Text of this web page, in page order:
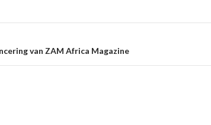
van ZAM Africa Magazine